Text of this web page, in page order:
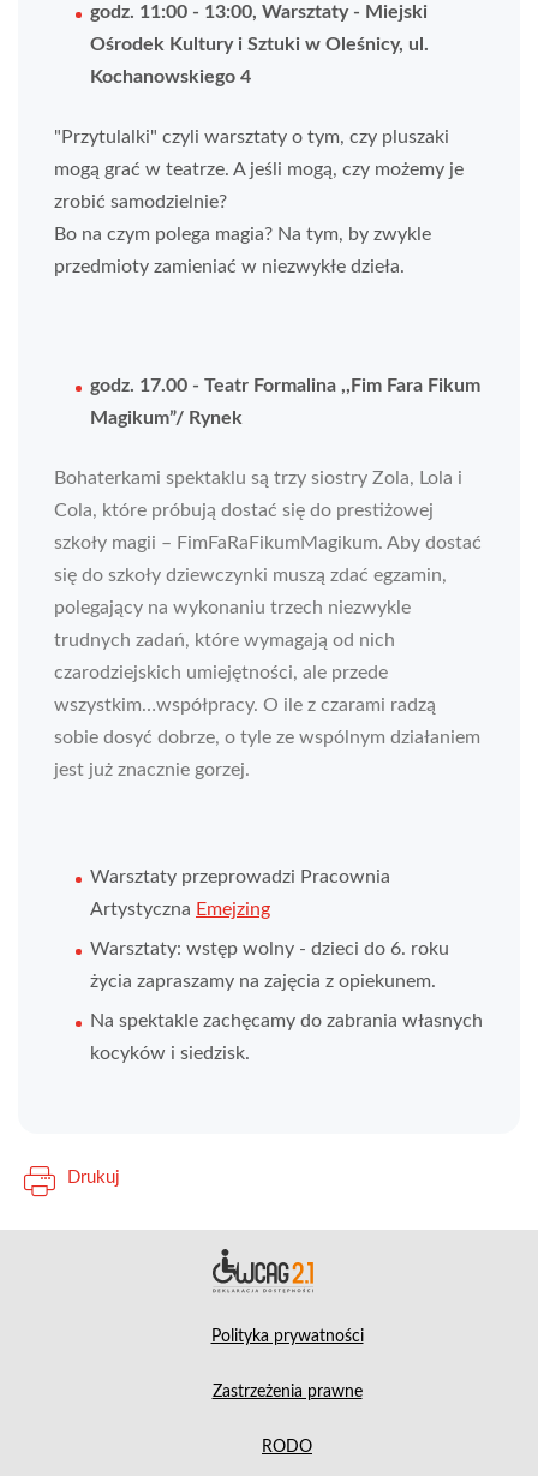
godz. 11:00 - 13:00, Warsztaty - Miejski
Ośrodek Kultury i Sztuki w Oleśnicy, ul.
Kochanowskiego 4
"Przytulalki" czyli warsztaty o tym, czy pluszaki
mogą grać w teatrze. A jeśli mogą, czy możemy je
zrobić samodzielnie?
Bo na czym polega magia? Na tym, by zwykle
przedmioty zamieniać w niezwykłe dzieła.
godz. 17.00 - Teatr Formalina ,,Fim Fara Fikum
Magikum”/ Rynek
Bohaterkami spektaklu są trzy siostry Zola, Lola i
Cola, które próbują dostać się do prestiżowej
szkoły magii – FimFaRaFikumMagikum. Aby dostać
się do szkoły dziewczynki muszą zdać egzamin,
polegający na wykonaniu trzech niezwykle
trudnych zadań, które wymagają od nich
czarodziejskich umiejętności, ale przede
wszystkim…współpracy. O ile z czarami radzą
sobie dosyć dobrze, o tyle ze wspólnym działaniem
jest już znacznie gorzej.
Warsztaty przeprowadzi Pracownia
Artystyczna Emejzing
Warsztaty: wstęp wolny - dzieci do 6. roku
życia zapraszamy na zajęcia z opiekunem.
Na spektakle zachęcamy do zabrania własnych
kocyków i siedzisk.
Drukuj
Polityka prywatności
Zastrzeżenia prawne
RODO